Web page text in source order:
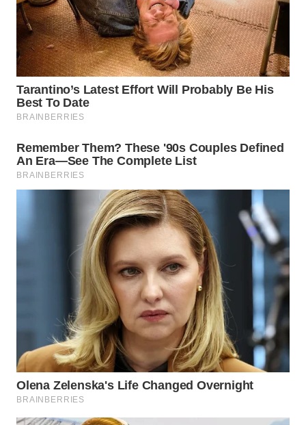
WN
MAJALENGKA
WN
SUBANG
WN
WN
PURWAKARTA
SEMARANG
WN
SOLO
WN
BOROBUDUR